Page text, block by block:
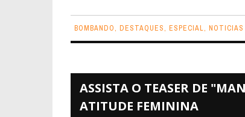
BOMBANDO, DESTAQUES, ESPECIAL, NOTICIAS
ASSISTA O TEASER DE
ATITUDE FEMININA